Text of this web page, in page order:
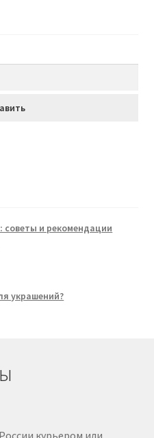
советы и рекомендации
украшений?